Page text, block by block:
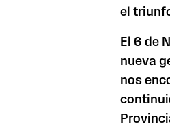
el
El 6 de
nueva
nos